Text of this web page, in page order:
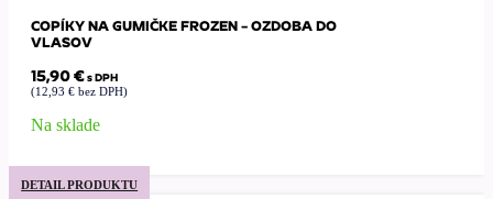
COPÍKY NA GUMIČKE FROZEN – OZDOBA DO
VLASOV
15,90€s DPH
(12,93 € bez DPH)
Na sklade
DETAIL PRODUKTU